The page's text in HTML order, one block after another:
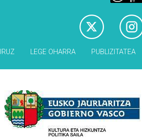
LEGE OHARRA PUBLIZITATEA